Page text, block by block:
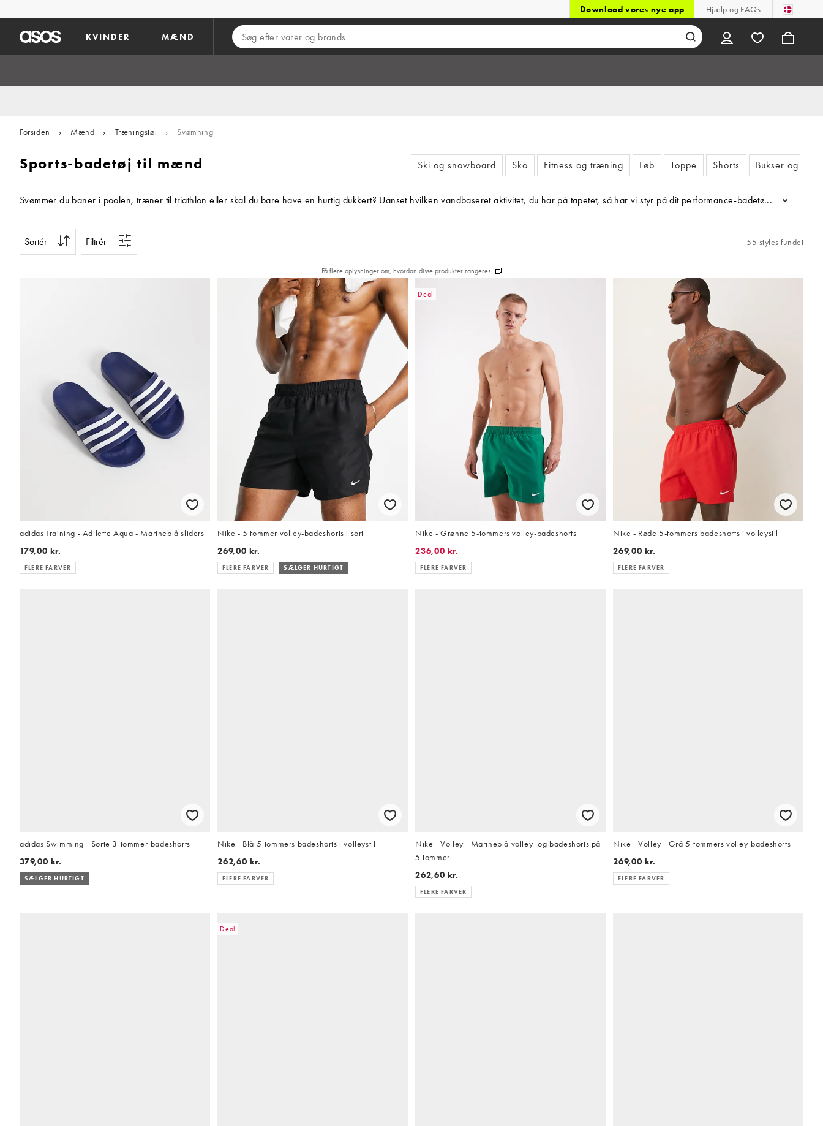
Download vores nye app Hjælp og FAQs
KVINDER MÆND
Forsiden › Mænd › Træningstøj › Svømning
Sports-badetøj til mænd Ski og snowboard Sko Fitness og træning Løb Toppe Shorts Bukser og
Svømmer du baner i poolen, træner til triathlon eller skal du bare have en hurtig dukkert? Uanset hvilken vandbaseret aktivitet, du har på tapetet, så har vi styr på dit performance-badetøj – så det
...
Sortér Filtrér 55 styles fundet
Få flere oplysninger om, hvordan disse produkter rangeres
adidas Training - Adilette Aqua - Marineblå sliders
179,00 kr.
FLERE FARVER
Nike - 5 tommer volley-badeshorts i sort
269,00 kr.
FLERE FARVER SÆLGER HURTIGT
Deal
Nike - Grønne 5-tommers volley-badeshorts
236,00 kr.
FLERE FARVER
Nike - Røde 5-tommers badeshorts i volleystil
269,00 kr.
FLERE FARVER
adidas Swimming - Sorte 3-tommer-badeshorts
379,00 kr.
SÆLGER HURTIGT
Nike - Blå 5-tommers badeshorts i volleystil
262,60 kr.
FLERE FARVER
Nike - Volley - Marineblå volley- og badeshorts på
5 tommer
262,60 kr.
FLERE FARVER
Nike - Volley - Grå 5-tommers volley-badeshorts
269,00 kr.
FLERE FARVER
Deal